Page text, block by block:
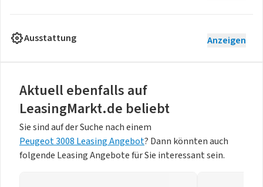
Ausstattung Anzeigen
Aktuell ebenfalls auf
LeasingMarkt.de beliebt
Sie sind auf der Suche nach einem
Peugeot 3008 Leasing Angebot? Dann könnten auch
folgende Leasing Angebote für Sie interessant sein.